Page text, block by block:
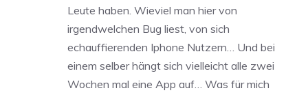
Leute haben. Wieviel man hier von
irgendwelchen Bug liest, von sich
echauffierenden Iphone Nutzern… Und bei
einem selber hängt sich vielleicht alle zwei
Wochen mal eine App auf… Was für mich